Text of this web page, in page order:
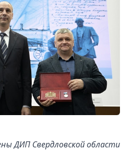
ДИП Свердловской области